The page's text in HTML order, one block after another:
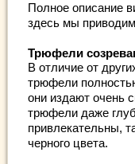
Полное описание
здесь мы
Трюфели
В отличие от
трюфели
они издают очень
трюфели даже
привлекательны,
черного цвета.